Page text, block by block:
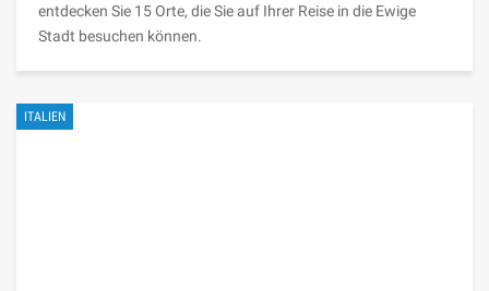
entdecken Sie 15 Orte, die Sie auf Ihrer Reise in die Ewige
Stadt besuchen können.
ITALIEN